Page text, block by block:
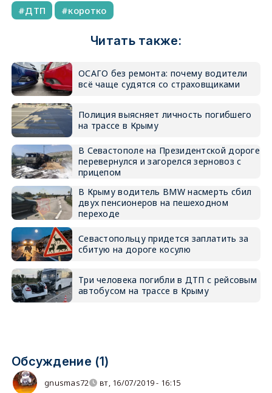
ДТП коротко
Читать также:
ОСАГО без ремонта: почему водители
всё чаще судятся со страховщиками
Полиция выясняет личность погибшего
на трассе в Крыму
В Севастополе на Президентской дороге
перевернулся и загорелся зерновоз с
прицепом
В Крыму водитель BMW насмерть сбил
двух пенсионеров на пешеходном
переходе
Севастопольцу придется заплатить за
сбитую на дороге косулю
Три человека погибли в ДТП с рейсовым
автобусом на трассе в Крыму
Обсуждение (1)
gnusmas72 вт, 16/07/2019 - 16:15